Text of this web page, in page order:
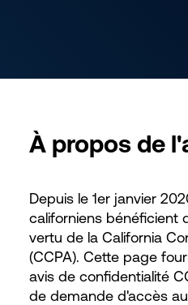
À propos de
Depuis le 1er janvier
californiens bénéficient
vertu de la California
(CCPA). Cette page
avis de confidentialité
de demande d'accès